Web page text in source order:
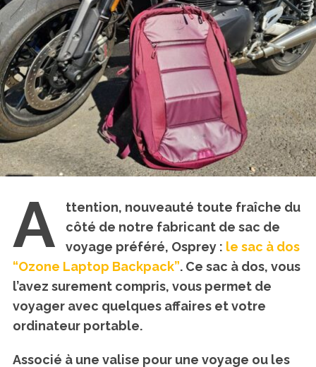
A
ttention, nouveauté toute fraîche du
côté de notre fabricant de sac de
voyage préféré, Osprey : le sac à dos
“Ozone Laptop Backpack”. Ce sac à dos, vous
l’avez surement compris, vous permet de
voyager avec quelques affaires et votre
ordinateur portable.
Associé à une valise pour une voyage ou les